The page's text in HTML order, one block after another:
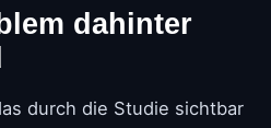
dahinter
durch die Studie sichtbar